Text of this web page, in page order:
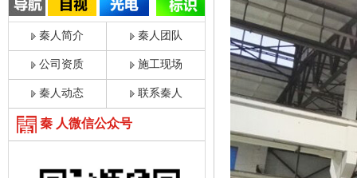
秦人简介 秦人团队
公司资质 施工现场
秦人动态 联系秦人
秦 人微信公众号